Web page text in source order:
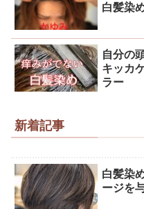
白髪染
自分の
キッカ
ラー
新着記事
白髪染
ージを